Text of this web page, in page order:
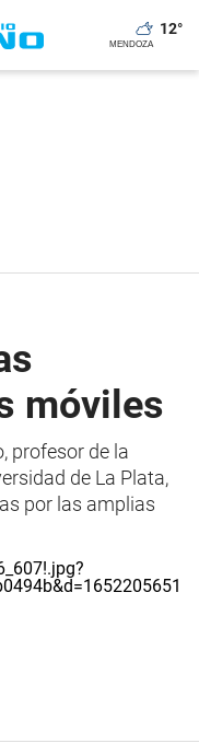
12°
móviles
profesor de la
de La Plata,
por las amplias